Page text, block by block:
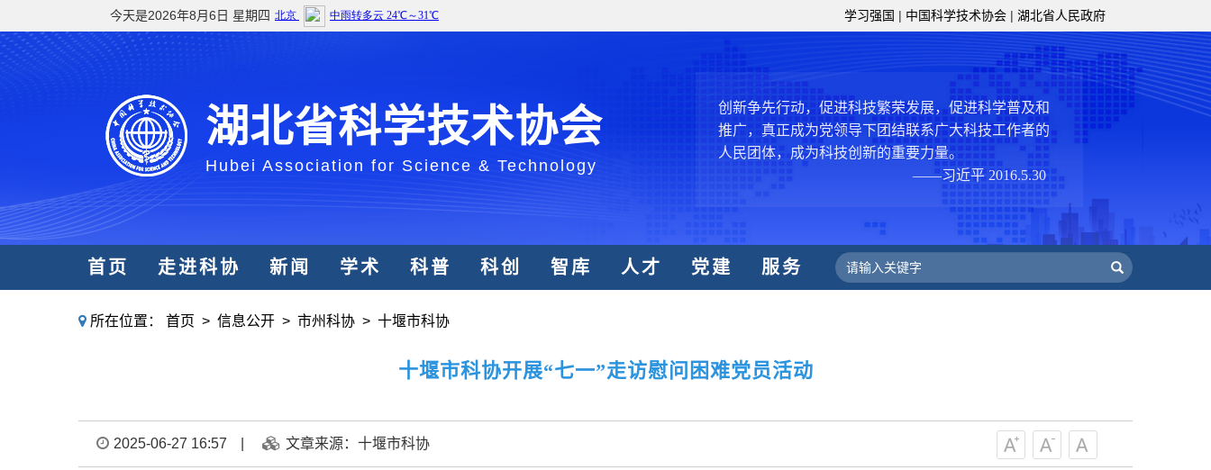
学习强国 | 中国科学技术协会 | 湖北省人民政府
今天是2026年8月6日 星期四
湖北省科学技术协会
Hubei Association for Science & Technology
创新驱动发展服务、为提高全民科学素质服务、为党
和政府科学决策服务的职责定位,推动开放型、枢纽
型、平台型科协组织建设，接长手臂，扎根基层，团
结引领广大科技工作者积极进军科技创新，组织开展
创新争先行动，促进科技繁荣发展，促进科学普及和
推广，真正成为党领导下团结联系广大科技工作者的
人民团体，成为科技创新的重要力量。
——习近平 2016.5.30
中国科协要肩负起党和政府联系科技工作者桥梁
和纽带的职责，坚持为科技工作者服务、为创新驱动
发展服务、为提高全民科学素质服务、为党和政府科
学决策服务，更广泛地把广大科技工作者团结在党的
类命运共同体作出更大贡献。
创新驱动发展服务、为提高全民科学素质服务、为党
和政府科学决策服务的职责定位,推动开放型、枢纽
首页 走进科协 新闻 学术 科普 科创 智库 人才 党建 服务
所在位置： 首页 > 信息公开 > 市州科协 > 十堰市科协
十堰市科协开展“七一”走访慰问困难党员活动
2025-06-27 16:57 文章来源：十堰市科协